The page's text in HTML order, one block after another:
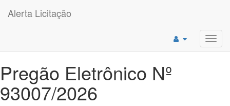
Alerta Licitação
Pregão Eletrônico Nº
93007/2026